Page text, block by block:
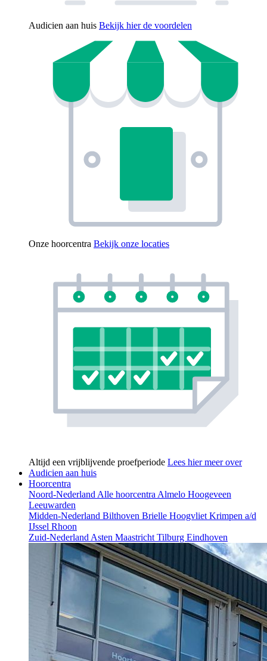
Audicien aan huis Bekijk hier de voordelen
Onze hoorcentra Bekijk onze locaties
Altijd een vrijblijvende proefperiode Lees hier meer over
Audicien aan huis
Hoorcentra
Noord-NederlandAlle hoorcentraAlmelo Hoogeveen
Leeuwarden
Midden-Nederland Bilthoven Brielle HoogvlietKrimpen a/d
IJssel Rhoon
Zuid-NederlandAsten MaastrichtTilburg Eindhoven